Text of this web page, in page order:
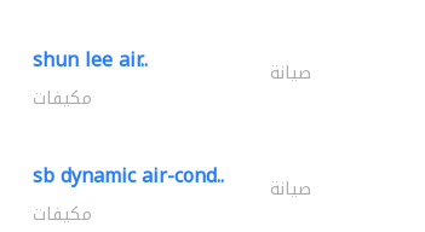
shun lee air.. صيانة
مكيفات
sb dynamic air-cond.. صيانة
مكيفات